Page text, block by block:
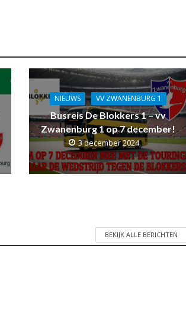
NIEUWS VV ZWANENBURG 1
Busreis De Blokkers 1 – vv
Zwanenburg 1 op 7 december!
3 december 2024
BEKIJK ALLE BERICHTEN